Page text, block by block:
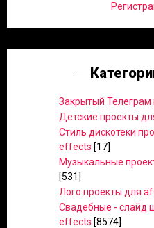
Закрытый Телеграм
Детские проекты
Стиль дискотеки
effects [17]
Музыкальные
[531]
Лого проекты для
Свадебные - слайд
effects [8574]